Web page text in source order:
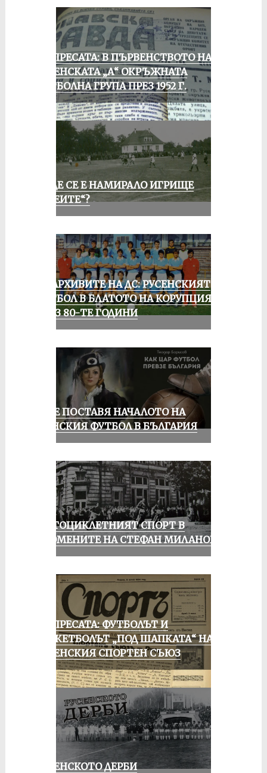
ОТ ПРЕСАТА: В ПЪРВЕНСТВОТО НА
РУСЕНСКАТА „А“ ОКРЪЖНАТА
ФУТБОЛНА ГРУПА ПРЕЗ 1952 Г.
КЪДЕ СЕ Е НАМИРАЛО ИГРИЩЕ
„АЛЕИТЕ“?
ИЗ АРХИВИТЕ НА ДС: РУСЕНСКИЯТ
ФУТБОЛ В БЛАТОТО НА КОРУПЦИЯТА
ПРЕЗ 80-ТЕ ГОДИНИ
РУСЕ ПОСТАВЯ НАЧАЛОТО НА
ЖЕНСКИЯ ФУТБОЛ В БЪЛГАРИЯ
МОТОЦИКЛЕТНИЯТ СПОРТ В
СПОМЕНИТЕ НА СТЕФАН МИЛАНОВ
ОТ ПРЕСАТА: ФУТБОЛЪТ И
БАСКЕТБОЛЪТ „ПОД ШАПКАТА“ НА
РУСЕНСКИЯ СПОРТЕН СЪЮЗ
РУСЕНСКОТО ДЕРБИ